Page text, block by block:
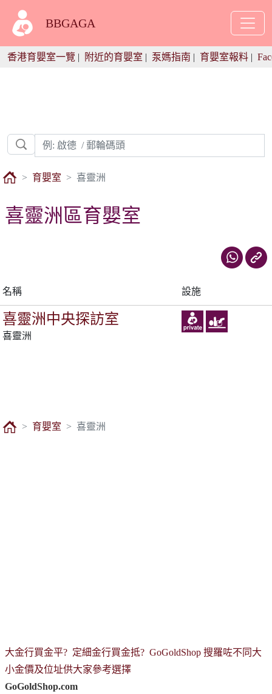
BBGAGA
香港育嬰室一覽 | 附近的育嬰室 | 泵媽指南 | 育嬰室報料 |
育嬰室 喜靈洲
喜靈洲區育嬰室
名稱 設施
喜靈洲中央探訪室
喜靈洲
育嬰室 喜靈洲
大金行買金平? 定細金行買金抵? GoGoldShop 搜羅咗不同大
小金價及位址供大家參考選擇
GoGoldShop.com